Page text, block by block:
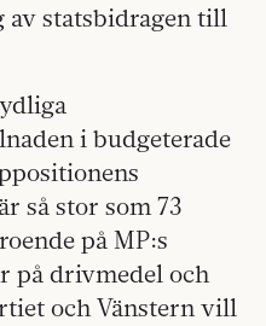
av statsbidragen till
i budgeterade
så stor som 73
på MP:s
på drivmedel och
och Vänstern vill